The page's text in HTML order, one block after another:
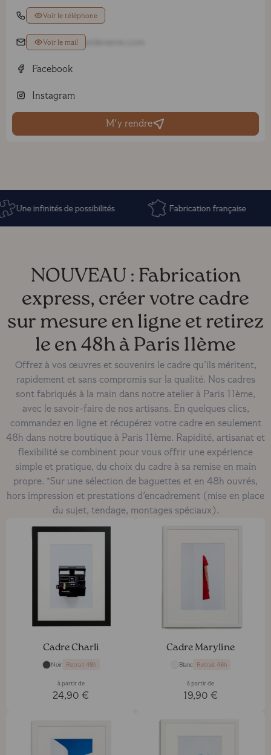
01 43 79 23 88
Voir le téléphone
paris11@eclatdeverre.com
Voir le mail
Facebook
Instagram
M'y rendre
Une infinités de possibilités Fabrication française
NOUVEAU : Fabrication
express, créer votre cadre
sur mesure en ligne et retirez
le en 48h à Paris 11ème
Offrez à vos œuvres et souvenirs le cadre qu’ils méritent,
rapidement et sans compromis sur la qualité. Nos cadres
sont fabriqués à la main dans notre atelier à Paris 11ème,
avec le savoir-faire de nos artisans. En quelques clics,
commandez en ligne et récupérez votre cadre en seulement
48h dans notre boutique à Paris 11ème. Rapidité, artisanat et
flexibilité se combinent pour vous offrir une expérience
simple et pratique, du choix du cadre à sa remise en main
propre. *Sur une sélection de baguettes et en 48h ouvrés,
hors impression et prestations d'encadrement (mise en place
du sujet, tendage, montages spéciaux).
Cadre Charli
Noir Retrait 48h
à partir de
24,90 €
Cadre Maryline
Blanc Retrait 48h
à partir de
19,90 €